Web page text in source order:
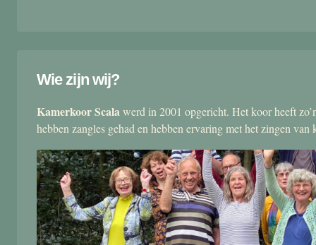
Wie zijn wij?
Kamerkoor Scalawerd in 2001 opgericht. Het koor heeft
hebben zangles gehad en hebben ervaring met het zingen van